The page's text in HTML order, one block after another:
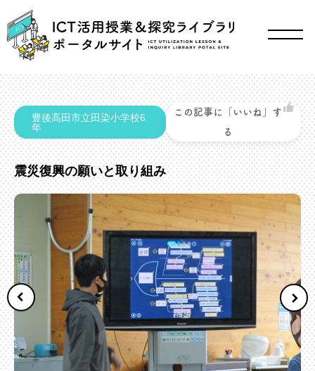
豊後高田市立田染小学校6
年
この記事に「いいね」す
る
震災復興の願いと取り組み